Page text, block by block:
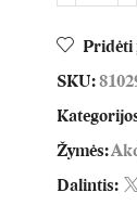
Pridėti
SKU:
Žymės:
Dalintis: